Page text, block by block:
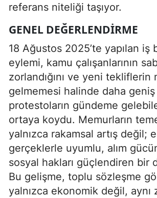
referans niteliği taşıyor.
GENEL DEĞERLENDIRME
18 Ağustos 2025’te yapılan iş
eylemi, kamu çalışanlarının
zorlandığını ve yeni tekliflerin
gelmemesi halinde daha geniş
protestoların gündeme
ortaya koydu. Memurların
yalnızca rakamsal artış değil;
gerçeklerle uyumlu, alım
sosyal hakları güçlendiren bir
Bu gelişme, toplu sözleşme
yalnızca ekonomik değil, aynı